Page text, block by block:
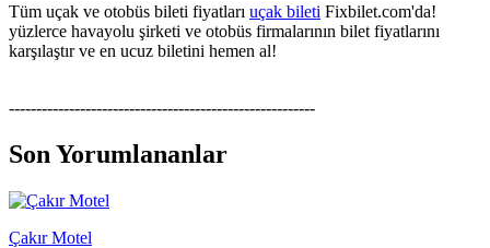
Tüm uçak ve otobüs bileti fiyatları uçak bileti Fixbilet.com'da!
yüzlerce havayolu şirketi ve otobüs firmalarının bilet fiyatlarını
karşılaştır ve en ucuz biletini hemen al!
--------------------------------------------------------
Son Yorumlananlar
Çakır Motel